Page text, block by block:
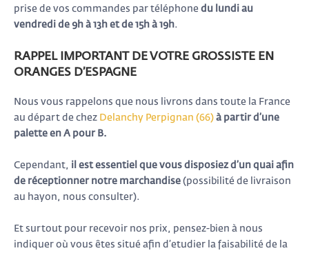
prise de vos commandes par téléphone du lundi au
vendredi de 9h à 13h et de 15h à 19h.
RAPPEL IMPORTANT DE VOTRE GROSSISTE EN
ORANGES D’ESPAGNE
Nous vous rappelons que nous livrons dans toute la France
au départ de chez Delanchy Perpignan (66) à partir d’une
palette en A pour B.
Cependant, il est essentiel que vous disposiez d’un quai afin
de réceptionner notre marchandise (possibilité de livraison
au hayon, nous consulter).
Et surtout pour recevoir nos prix, pensez-bien à nous
indiquer où vous êtes situé afin d’etudier la faisabilité de la